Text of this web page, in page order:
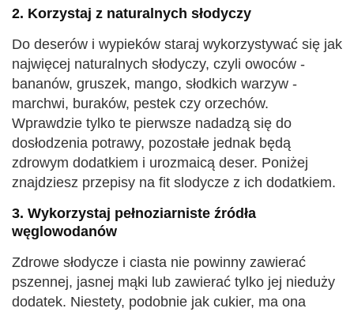
2. Korzystaj z naturalnych słodyczy
Do deserów i wypieków staraj wykorzystywać się jak
najwięcej naturalnych słodyczy, czyli owoców -
bananów, gruszek, mango, słodkich warzyw -
marchwi, buraków, pestek czy orzechów.
Wprawdzie tylko te pierwsze nadadzą się do
dosłodzenia potrawy, pozostałe jednak będą
zdrowym dodatkiem i urozmaicą deser. Poniżej
znajdziesz przepisy na fit slodycze z ich dodatkiem.
3. Wykorzystaj pełnoziarniste źródła
węglowodanów
Zdrowe słodycze i ciasta nie powinny zawierać
pszennej, jasnej mąki lub zawierać tylko jej nieduży
dodatek. Niestety, podobnie jak cukier, ma ona